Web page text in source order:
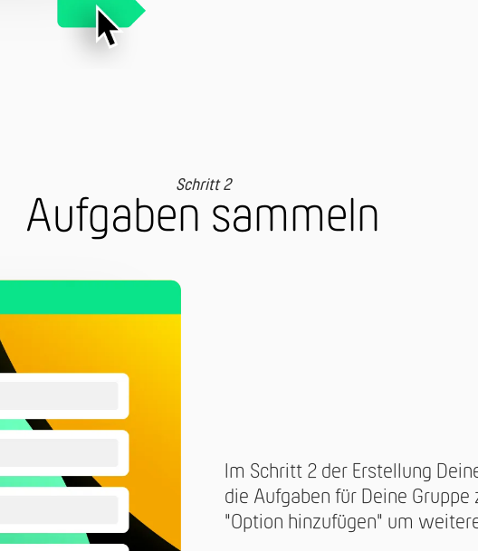
Schritt 2
Aufgaben sammeln
Im Schritt 2 der Erstellung
die Aufgaben für Deine
"Option hinzufügen" um